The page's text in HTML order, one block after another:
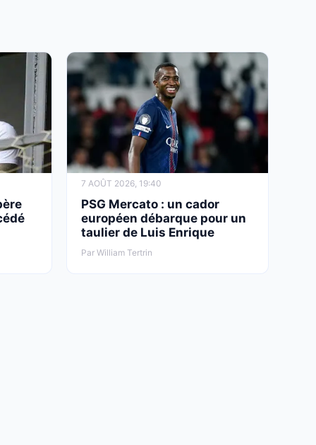
7 AOÛT 2026, 19:40
PSG Mercato : un cador
européen débarque pour un
taulier de Luis Enrique
Par William Tertrin